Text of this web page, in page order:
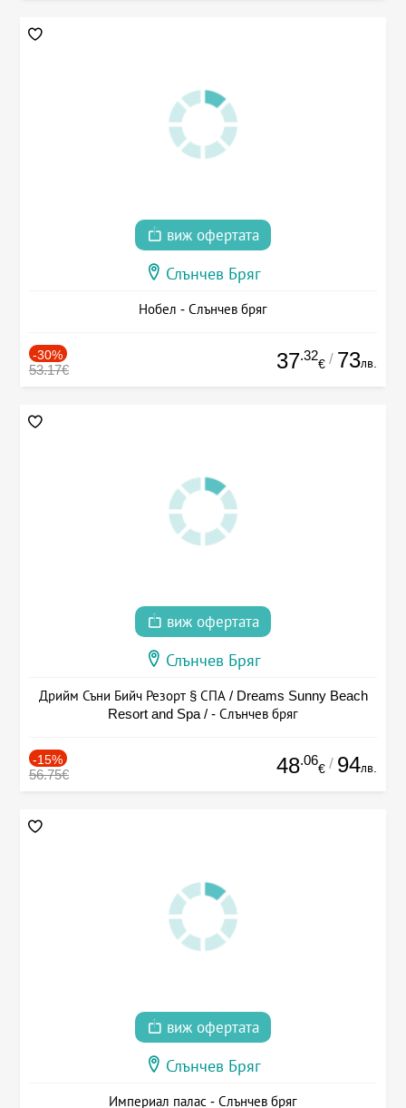
виж офертата
Слънчев Бряг
Нобел - Слънчев бряг
-30%
53.17€ 37.32
€ / 73лв.
виж офертата
Слънчев Бряг
Дрийм Съни Бийч Резорт § СПА / Dreams Sunny Beach
Resort and Spa / - Слънчев бряг
-15%
56.75€ 48.06
€ / 94лв.
виж офертата
Слънчев Бряг
Империал палас - Слънчев бряг